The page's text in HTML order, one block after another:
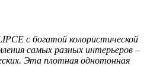
с богатой колористической
самых разных интерьеров –
Эта плотная однотонная